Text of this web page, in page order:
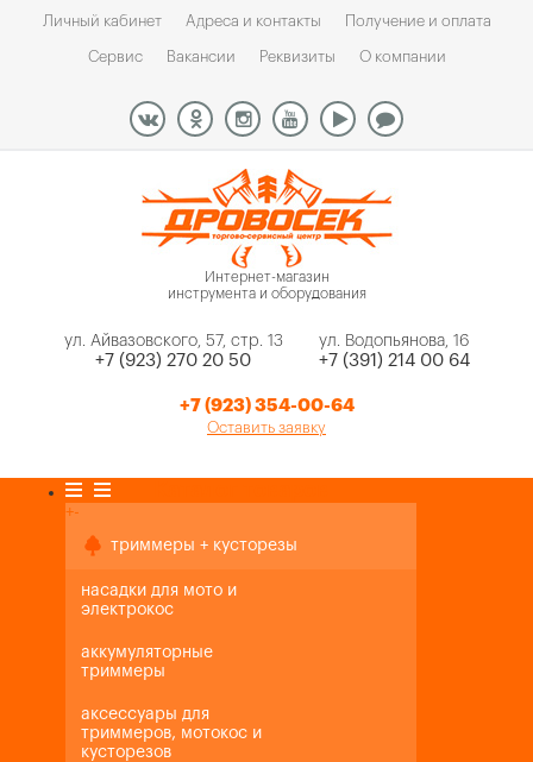
Личный кабинет Адреса и контакты Получение и оплата
Сервис Вакансии Реквизиты О компании
Интернет-магазин
инструмента и оборудования
ул. Айвазовского, 57, стр. 13
+7 (923) 270 20 50
ул. Водопьянова, 16
+7 (391) 214 00 64
+7 (923) 354-00-64
Оставить заявку
+-
триммеры + кусторезы
насадки для мото и
электрокос
аккумуляторные
триммеры
аксессуары для
триммеров, мотокос и
кусторезов